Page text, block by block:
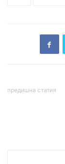
предишна статия